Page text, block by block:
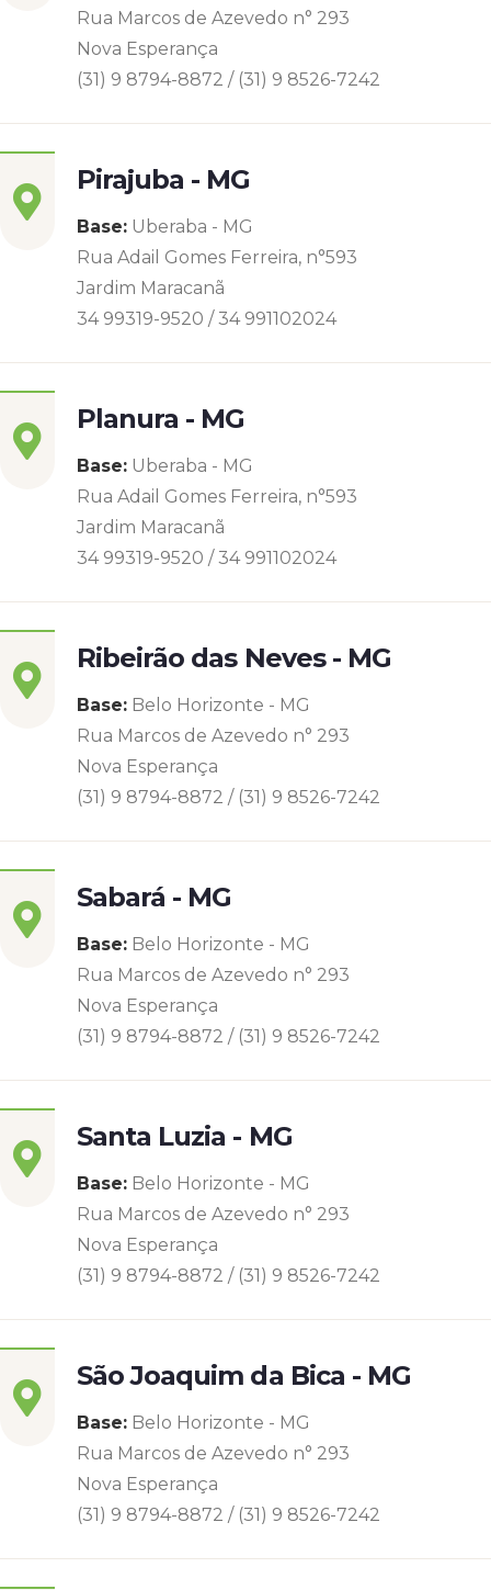
Rua Marcos de Azevedo n° 293
Nova Esperança
(31) 9 8794-8872 / (31) 9 8526-7242
Pirajuba - MG
Base: Uberaba - MG
Rua Adail Gomes Ferreira, n°593
Jardim Maracanã
34 99319-9520 / 34 991102024
Planura - MG
Base: Uberaba - MG
Rua Adail Gomes Ferreira, n°593
Jardim Maracanã
34 99319-9520 / 34 991102024
Ribeirão das Neves - MG
Base: Belo Horizonte - MG
Rua Marcos de Azevedo n° 293
Nova Esperança
(31) 9 8794-8872 / (31) 9 8526-7242
Sabará - MG
Base: Belo Horizonte - MG
Rua Marcos de Azevedo n° 293
Nova Esperança
(31) 9 8794-8872 / (31) 9 8526-7242
Santa Luzia - MG
Base: Belo Horizonte - MG
Rua Marcos de Azevedo n° 293
Nova Esperança
(31) 9 8794-8872 / (31) 9 8526-7242
São Joaquim da Bica - MG
Base: Belo Horizonte - MG
Rua Marcos de Azevedo n° 293
Nova Esperança
(31) 9 8794-8872 / (31) 9 8526-7242